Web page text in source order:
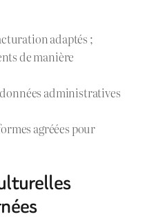
adaptés ;
de manière
administratives
agréées pour